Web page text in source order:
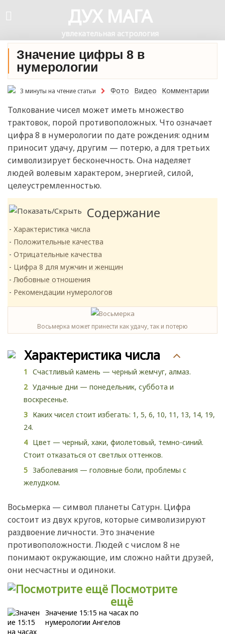
ДУХ МАГА
увлекательная астрология
Значение цифры 8 в
нумерологии
3 минуты на чтение статьи Фото Видео Комментарии
Толкование чисел может иметь множество
трактовок, порой противоположных. Что означает
цифра 8 в нумерологии по дате рождения: одним
приносит удачу, другим — потерю, а для третьих
символизирует бесконечность. Она наделяет
людей волевым характером, энергией, силой,
целеустремленностью.
Содержание
Характеристика числа
Положительные качества
Отрицательные качества
Цифра 8 для мужчин и женщин
Любовные отношения
Рекомендации нумерологов
Восьмерка может принести как удачу, так и потерю
Характеристика числа
Счастливый камень — черный жемчуг, алмаз.
Удачные дни — понедельник, суббота и
воскресенье.
Каких чисел стоит избегать: 1, 5, 6, 10, 11, 13, 14, 19,
24.
Цвет — черный, хаки, фиолетовый, темно-синий.
Стоит отказаться от светлых оттенков.
Заболевания — головные боли, проблемы с
желудком.
Восьмерка — символ планеты Сатурн. Цифра
состоит из двух кругов, которые символизируют
раздвоение личности. Это значение
противоположности. Людей с числом 8 не
понимают окружающие, им сложно найти друзей,
они несчастны и одиноки.
Посмотрите
ещё
Значение 15:15 на часах по
нумерологии Ангелов